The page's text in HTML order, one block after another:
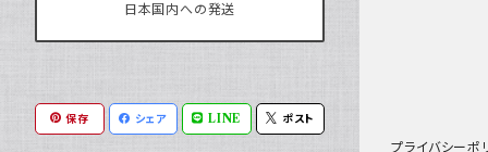
日本国内への発送
保存 シェア LINE ポスト
プライバシーポ